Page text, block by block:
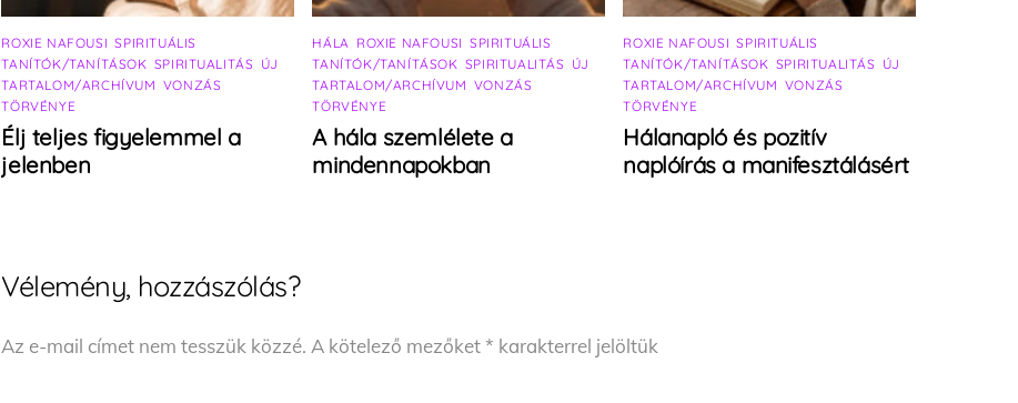
ROXIE NAFOUSI ,SPIRITUÁLIS
TANÍTÓK/TANÍTÁSOK SPIRITUALITÁS ÚJ
TARTALOM/ARCHÍVUM VONZÁS
TÖRVÉNYE
Élj teljes figyelemmel a
jelenben
HÁLA ROXIE NAFOUSI SPIRITUÁLIS
TANÍTÓK/TANÍTÁSOK SPIRITUALITÁS ÚJ
TARTALOM/ARCHÍVUM VONZÁS
TÖRVÉNYE
A hála szemlélete a
mindennapokban
ROXIE NAFOUSI ,SPIRITUÁLIS
TANÍTÓK/TANÍTÁSOK SPIRITUALITÁS ÚJ
TARTALOM/ARCHÍVUM VONZÁS
TÖRVÉNYE
Hálanapló és pozitív
naplóírás a manifesztálásért
Vélemény, hozzászólás?
Az e-mail címet nem tesszük közzé. A kötelező mezőket* karakterrel jelöltük